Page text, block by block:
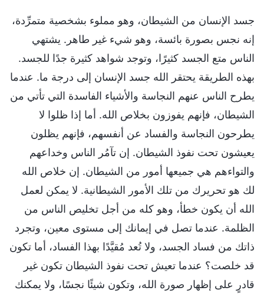
جسد الإنسان من الشيطان، وهو مملوء بشخصية متمرِّدة،
إنه نجس بصورة بائسة، وهو شيء غير طاهر. يشتهي
الناس متع الجسد كثيرًا، وتوجد شواهد كثيرة جدًا للجسد.
بهذه الطريقة يحتقر الله جسد الإنسان إلى درجة ما. عندما
يطرح الناس عنهم النجاسة والأشياء الفاسدة التي تأتي من
الشيطان، فإنهم يفوزون بخلاص الله. أما إذا ظلوا لا
يطرحون النجاسة والفساد عن أنفسهم، فإنهم يظلون
يعيشون تحت نفوذ الشيطان. إن تآمُر الناس وخداعهم
والتواءهم هي جميعها أمور من الشيطان. إن خلاص الله
لك هو تحريرك من تلك الأمور الشيطانية. لا يمكن لعمل
الله أن يكون خطأ، وهو كله من أجل تخليص الناس من
الظلمة. عندما تصل في إيمانك إلى مستوى معين، وتجرد
ذاتك من فساد الجسد، ولا تُعد مُقيَّدًا بهذا الفساد، أما تكون
قد خلصت؟ عندما تعيش تحت نفوذ الشيطان تكون غير
قادرٍ على إظهار صورة الله، وتكون شيئًا نجسًا، ولا يمكنك